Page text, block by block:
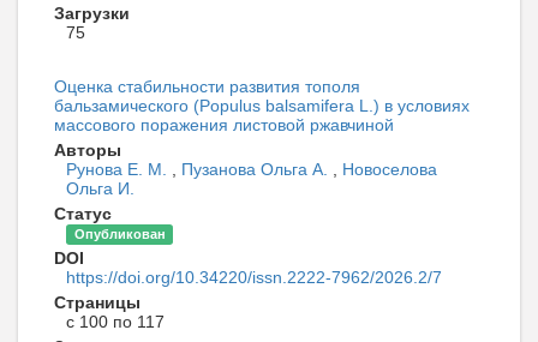
Загрузки
75
Оценка стабильности развития тополя
бальзамического (Populus balsamifera L.) в условиях
массового поражения листовой ржавчиной
Авторы
Рунова Е. М.
Пузанова Ольга А.
Новоселова
Ольга И.
Статус
Опубликован
DOI
https://doi.org/10.34220/issn.2222-7962/2026.2/7
Страницы
с 100 по 117